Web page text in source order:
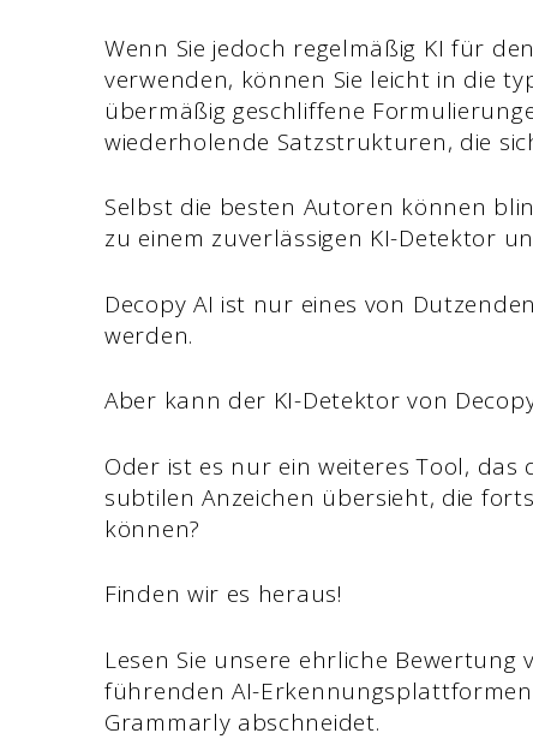
Wenn Sie jedoch regelmäßig KI für
verwenden, können Sie leicht in die
übermäßig geschliffene
wiederholende Satzstrukturen, die
Selbst die besten Autoren können
zu einem zuverlässigen KI-Detektor
Decopy AI ist nur eines von
werden.
Aber kann der KI-Detektor von
Oder ist es nur ein weiteres Tool,
subtilen Anzeichen übersieht, die
können?
Finden wir es heraus!
Lesen Sie unsere ehrliche Bewertung
führenden AI-Erkennungsplattformen
Grammarly abschneidet.